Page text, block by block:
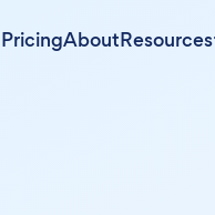
AboutResources